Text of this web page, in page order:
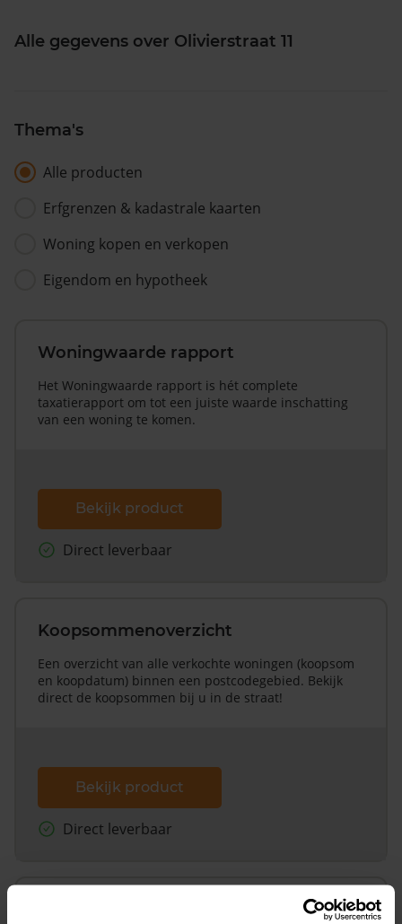
Alle gegevens over Olivierstraat 11
Thema's
Alle producten
Erfgrenzen & kadastrale kaarten
Woning kopen en verkopen
Eigendom en hypotheek
Woningwaarde rapport
Het Woningwaarde rapport is hét complete
taxatierapport om tot een juiste waarde inschatting
van een woning te komen.
Bekijk product
Direct leverbaar
Koopsommenoverzicht
Een overzicht van alle verkochte woningen (koopsom
en koopdatum) binnen een postcodegebied. Bekijk
direct de koopsommen bij u in de straat!
Bekijk product
Direct leverbaar
Koopsommenoverzicht (1 jaar gratis